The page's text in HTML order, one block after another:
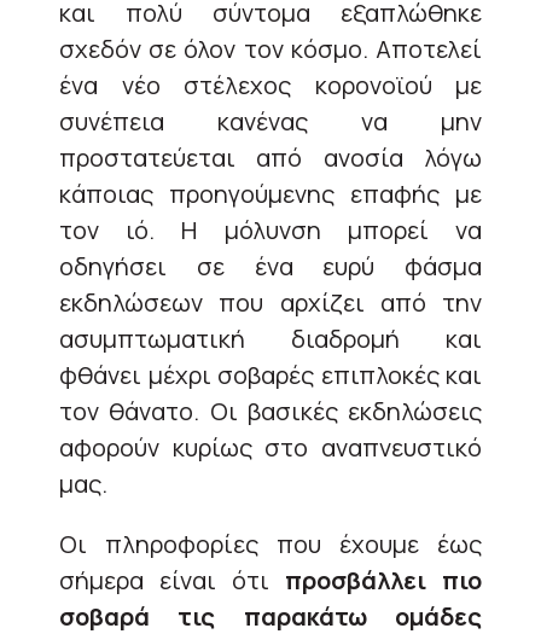
και πολύ σύντομα εξαπλώθηκε
σχεδόν σε όλον τον κόσμο. Αποτελεί
ένα νέο στέλεχος κορονοϊού με
συνέπεια κανένας να μην
προστατεύεται από ανοσία λόγω
κάποιας προηγούμενης επαφής με
τον ιό. Η μόλυνση μπορεί να
οδηγήσει σε ένα ευρύ φάσμα
εκδηλώσεων που αρχίζει από την
ασυμπτωματική διαδρομή και
φθάνει μέχρι σοβαρές επιπλοκές και
τον θάνατο. Οι βασικές εκδηλώσεις
αφορούν κυρίως στο αναπνευστικό
μας.
Οι πληροφορίες που έχουμε έως
σήμερα είναι ότι προσβάλλει πιο
σοβαρά τις παρακάτω ομάδες